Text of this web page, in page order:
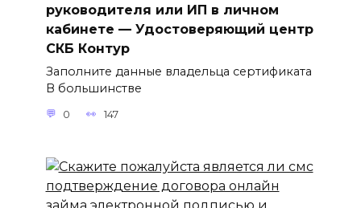
руководителя или ИП в личном
кабинете — Удостоверяющий центр
СКБ Контур
Заполните данные владельца сертификата
В большинстве
0 147